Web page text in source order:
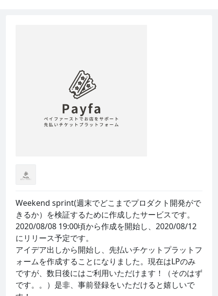
Weekend sprint(週末でどこまでプロダクト開発がで
きるか）を検証するために作成したサービスです。
2020/08/08 19:00頃から作成を開始し、2020/08/12
にリリース予定です。
アイデア出しから開始し、先払いチケットプラットフ
ォームを作成することになりました。現在はLPのみ
ですが、数日後にはご利用いただけます！（そのはず
です。。）是非、事前登録をいただけると嬉しいで